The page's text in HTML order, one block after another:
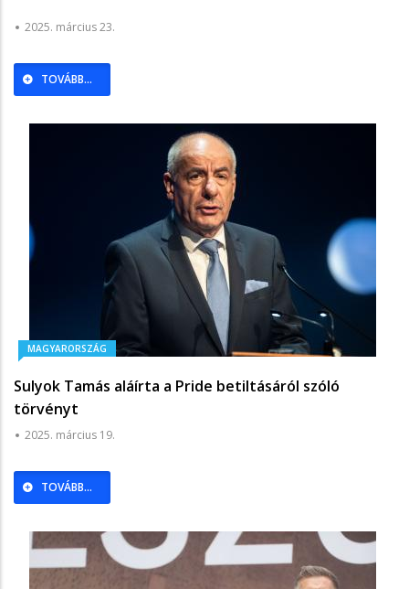
2025. március 23.
TOVÁBB...
MAGYARORSZÁG
Sulyok Tamás aláírta a Pride betiltásáról szóló
törvényt
2025. március 19.
TOVÁBB...